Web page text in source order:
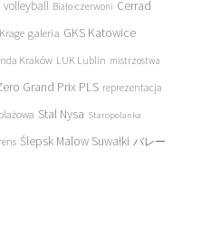
volleyball Biało-czerwoni Cerrad
galeria GKS Katowice
Kraków LUK Lublin mistrzostwa
Grand Prix PLS reprezentacja
Stal Nysa Staropolanka
Ślepsk Malow Suwałki バレー